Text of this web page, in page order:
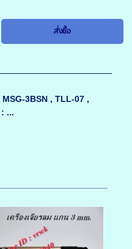
3BSN , TLL-07 ,
...